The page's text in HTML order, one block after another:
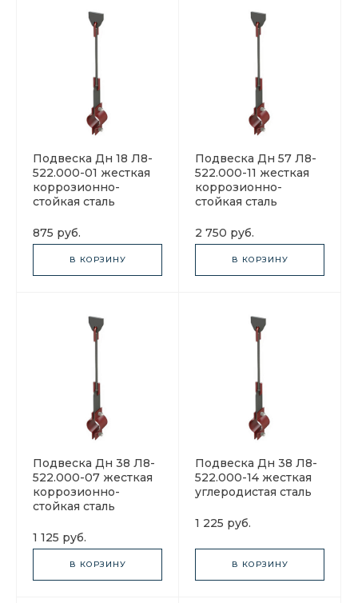
Подвеска Дн 18 Л8-
522.000-01 жесткая
коррозионно-
стойкая сталь
875 руб.
В КОРЗИНУ
Подвеска Дн 57 Л8-
522.000-11 жесткая
коррозионно-
стойкая сталь
2 750 руб.
В КОРЗИНУ
Подвеска Дн 38 Л8-
522.000-07 жесткая
коррозионно-
стойкая сталь
1 125 руб.
В КОРЗИНУ
Подвеска Дн 38 Л8-
522.000-14 жесткая
углеродистая сталь
1 225 руб.
В КОРЗИНУ